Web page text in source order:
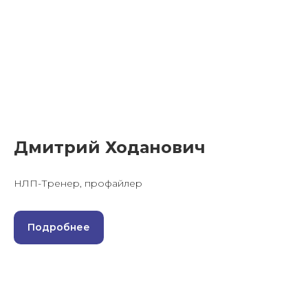
Дмитрий Ходанович
НЛП-Тренер, профайлер
Подробнее